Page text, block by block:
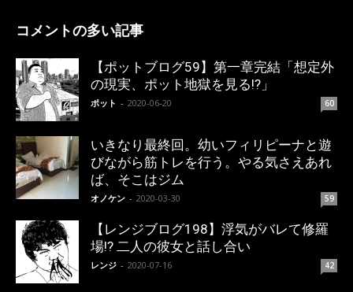
コメントの多い記事
【ポットブログ59】第一章完結「想定外
の現実、ポット地獄を見る!?」
ポット - 2020-06-20 60
いきなり最終回。幼いフィリピーナと遊
びながら筋トレを行う。やる気さえあれ
ば、そこはジム
オノケン - 2020-03-30 59
【レンジブログ198】浮気がバレて修羅
場!? 二人の彼女と話し合い
レンジ - 2020-07-16 42